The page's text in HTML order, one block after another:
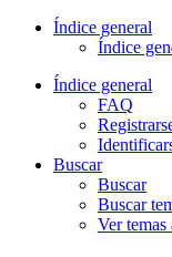
Índice general
Índice
Índice general
FAQ
Buscar
Buscar
Buscar
Ver temas